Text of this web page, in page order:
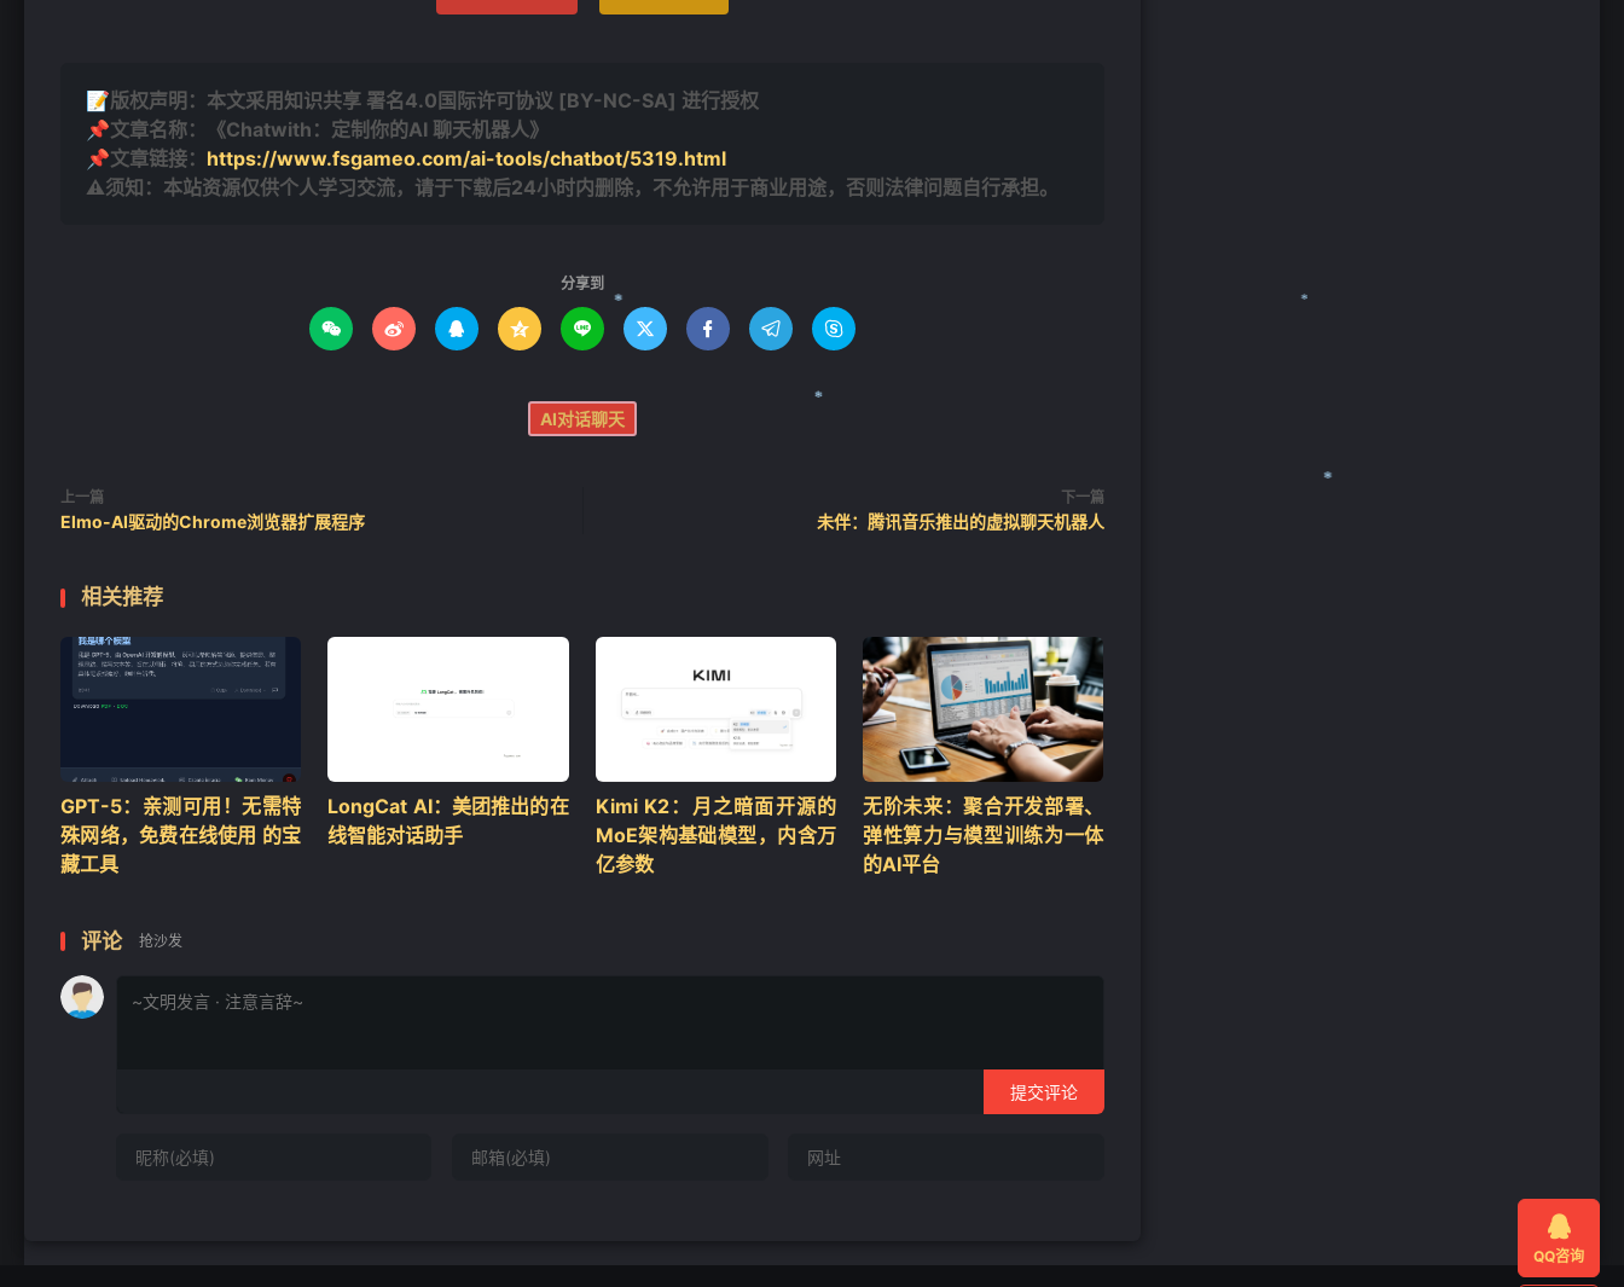
📝版权声明：本文采用知识共享 署名4.0国际许可协议 [BY-NC-SA] 进行授权
📌文章名称：《Chatwith：定制你的AI 聊天机器人》
📌文章链接： https://www.fsgameo.com/ai-tools/chatbot/5319.html
⚠须知：本站资源仅供个人学习交流，请于下载后24小时内删除，不允许用于商业用途，否则法律问题自行承担。
分享到
        
AI对话聊天
上一篇
Elmo-AI驱动的Chrome浏览器扩展程序
下一篇
未伴：腾讯音乐推出的虚拟聊天机器人
相关推荐
GPT-5：亲测可用！无需特
殊网络，免费在线使用 的宝
藏工具
LongCat AI：美团推出的在
线智能对话助手
Kimi K2：月之暗面开源的
MoE架构基础模型，内含万
亿参数
无阶未来：聚合开发部署、
弹性算力与模型训练为一体
的AI平台
评论 抢沙发
提交评论

QQ咨询